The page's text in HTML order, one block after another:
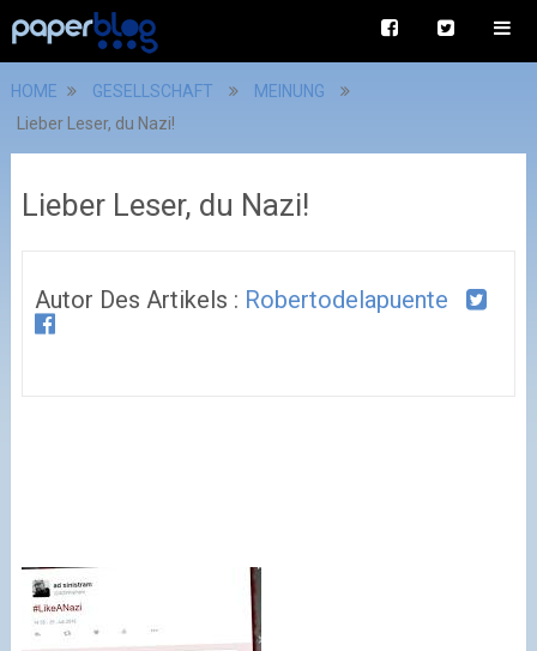
HOME GESELLSCHAFT
MEINUNG
Lieber Leser, du Nazi!
Lieber Leser, du Nazi!
Autor Des Artikels : Robertodelapuente